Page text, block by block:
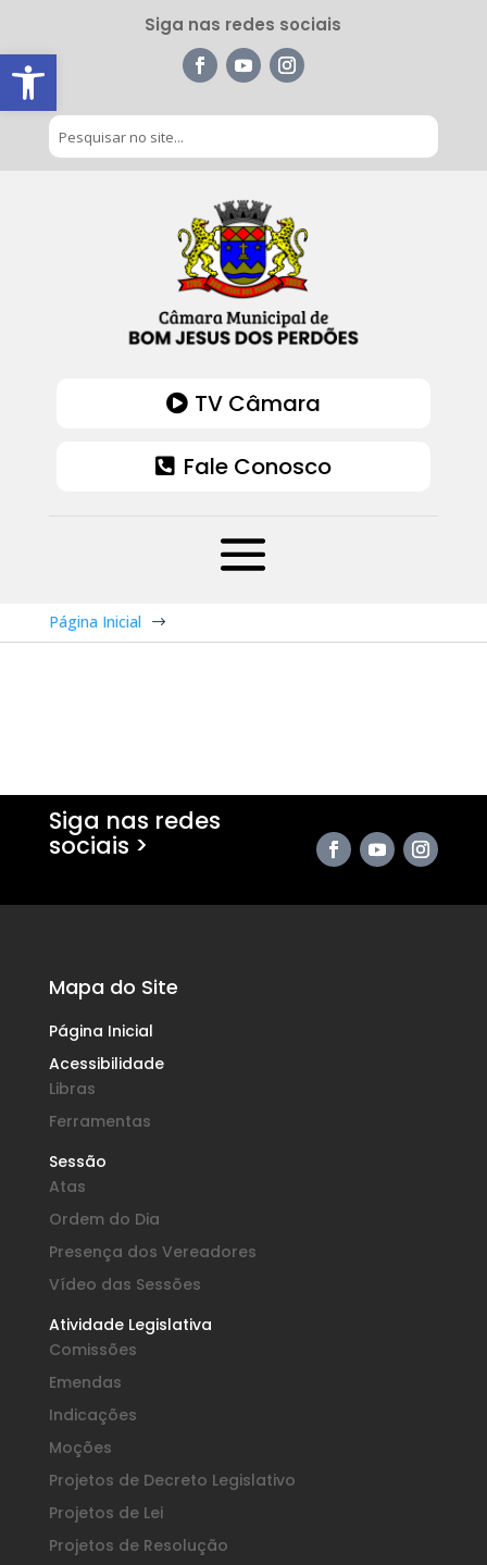
Barra de Ferramentas Aberta
Siga nas redes sociais
TV Câmara
Fale Conosco
Página Inicial $
Siga nas redes
sociais >
Mapa do Site
Página Inicial
Acessibilidade
Libras
Ferramentas
Sessão
Atas
Ordem do Dia
Presença dos Vereadores
Vídeo das Sessões
Atividade Legislativa
Comissões
Emendas
Indicações
Moções
Projetos de Decreto Legislativo
Projetos de Lei
Projetos de Resolução